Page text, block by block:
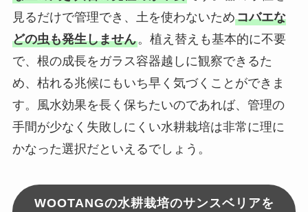
見るだけで管理でき、土を使わないためコバエな
どの虫も発生しません。植え替えも基本的に不要
で、根の成長をガラス容器越しに観察できるた
め、枯れる兆候にもいち早く気づくことができま
す。風水効果を長く保ちたいのであれば、管理の
手間が少なく失敗しにくい水耕栽培は非常に理に
かなった選択だといえるでしょう。
WOOTANGの水耕栽培のサンスベリアを